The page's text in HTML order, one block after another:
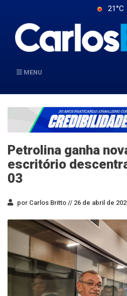
21°C
MENU
Petrolina ganha
escritório
03
por Carlos Britto // 26 de abril de